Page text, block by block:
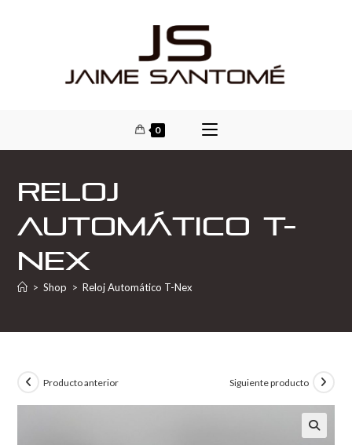
0
Reloj
Automático T-
Nex
> Shop > Reloj Automático T-Nex
Producto anterior Siguiente producto